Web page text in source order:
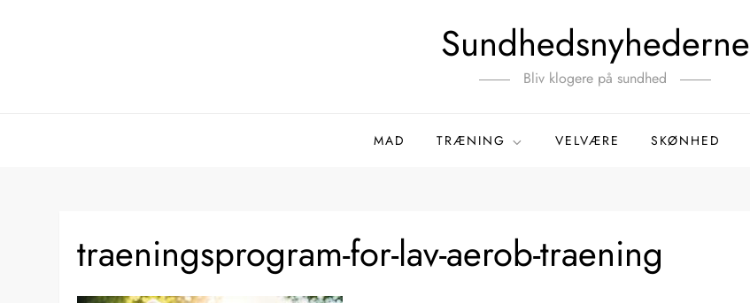
Sundhedsnyhederne
Bliv klogere på sundhed
MAD TRÆNING VELVÆRE SKØNHED
traeningsprogram-for-lav-aerob-traening